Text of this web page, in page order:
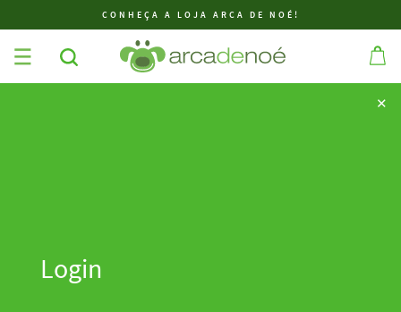
CONHEÇA A LOJA ARCA DE NOÉ!
✕
✕
Login